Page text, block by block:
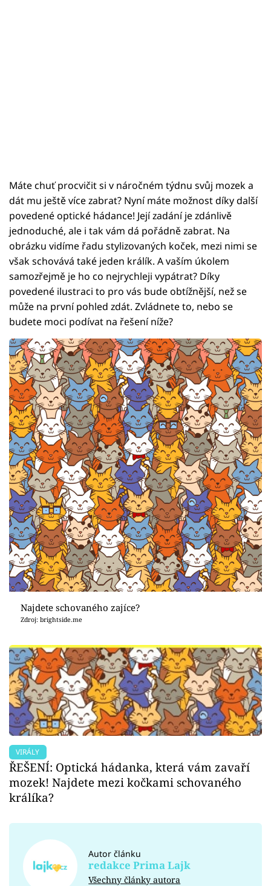
Máte chuť procvičit si v náročném týdnu svůj mozek a
dát mu ještě více zabrat? Nyní máte možnost díky další
povedené optické hádance! Její zadání je zdánlivě
jednoduché, ale i tak vám dá pořádně zabrat. Na
obrázku vidíme řadu stylizovaných koček, mezi nimi se
však schovává také jeden králík. A vaším úkolem
samozřejmě je ho co nejrychleji vypátrat? Díky
povedené ilustraci to pro vás bude obtížnější, než se
může na první pohled zdát. Zvládnete to, nebo se
budete moci podívat na řešení níže?
Najdete schovaného zajíce?
Zdroj: brightside.me
VIRÁLY
ŘEŠENÍ: Optická hádanka, která vám zavaří
mozek! Najdete mezi kočkami schovaného
králíka?
Autor článku
redakce Prima Lajk
Všechny články autora